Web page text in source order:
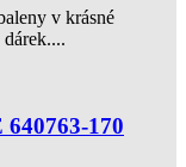
v krásné
170